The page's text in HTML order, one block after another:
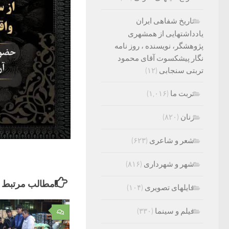
مطالب مرتبط
۰
تاریخ شفاهی ایران
یادداشتهایی از همشهری
پژوهشگر، نویسنده ، روز نامه
نگار پیشکسوت آقای محمود
تربتی سنجابی (۱۲)
تربت ما (۱,۰۱۶)
زنان (۸۲۰)
شعر و شاعری (۶۲۳)
شهر و شهرداری (۸۱۶)
فایلهای تصویری (۱۰۴)
فیلم و سینما (۳۳۰)